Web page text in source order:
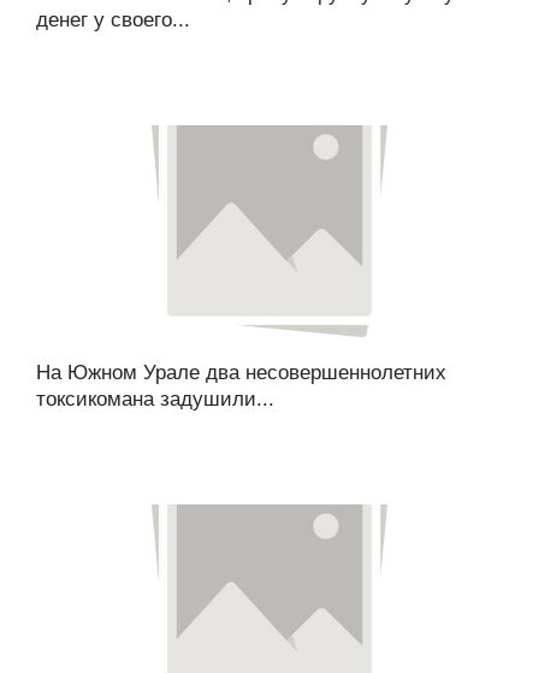
денег у своего...
На Южном Урале два несовершеннолетних
токсикомана задушили...